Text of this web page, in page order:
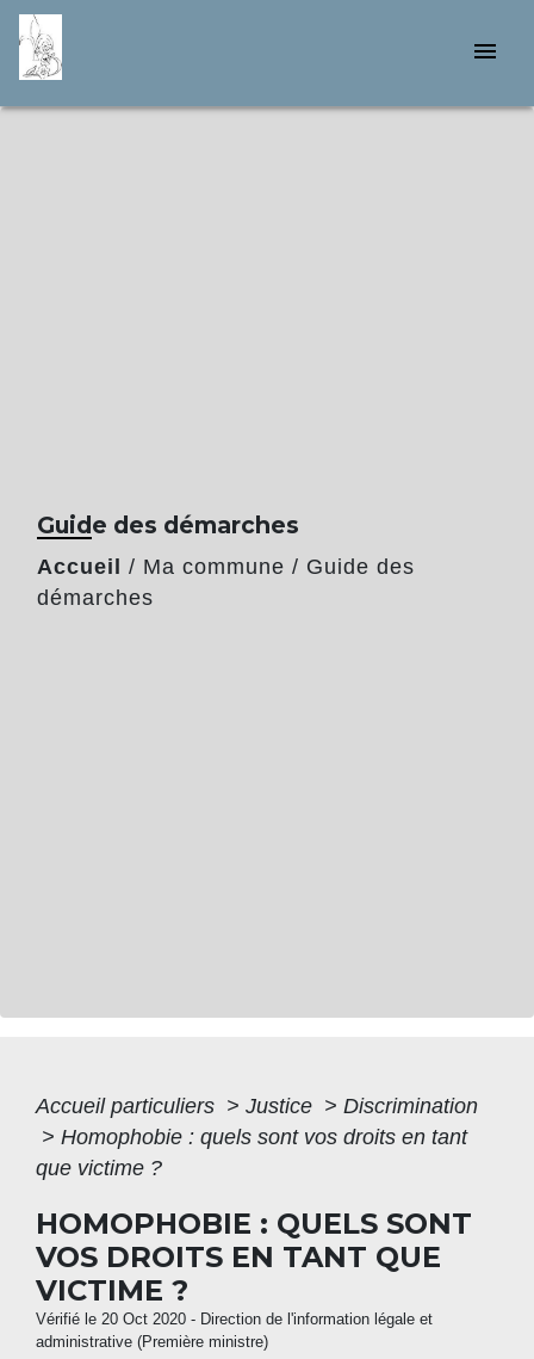
menu
Guide des démarches
Accueil / Ma commune / Guide des
démarches
Accueil particuliers > Justice > Discrimination
> Homophobie : quels sont vos droits en tant
que victime ?
HOMOPHOBIE : QUELS SONT
VOS DROITS EN TANT QUE
VICTIME ?
Vérifié le 20 Oct 2020 - Direction de l'information légale et
administrative (Première ministre)